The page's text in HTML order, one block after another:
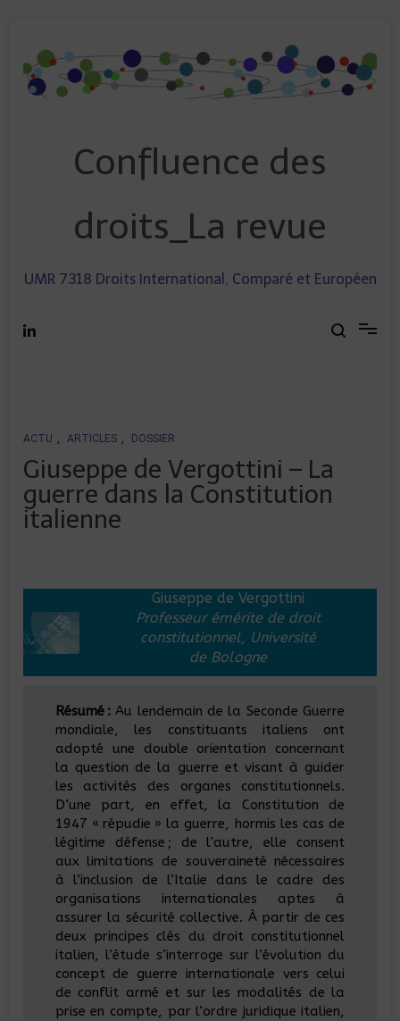
content
Confluence des
droits_La revue
UMR 7318 Droits International, Comparé et Européen
ACTU , ARTICLES , DOSSIER
Giuseppe de Vergottini – La
guerre dans la Constitution
italienne
Giuseppe de Vergottini
Professeur émérite de droit
constitutionnel, Université
de Bologne
Résumé :Au lendemain de la Seconde Guerre
mondiale, les constituants italiens ont
adopté une double orientation concernant
la question de la guerre et visant à guider
les activités des organes constitutionnels.
D’une part, en effet, la Constitution de
1947 « répudie » la guerre, hormis les cas de
légitime défense ; de l’autre, elle consent
aux limitations de souveraineté nécessaires
à l’inclusion de l’Italie dans le cadre des
organisations internationales aptes à
assurer la sécurité collective. À partir de ces
deux principes clés du droit constitutionnel
italien, l’étude s’interroge sur l’évolution du
concept de guerre internationale vers celui
de conflit armé et sur les modalités de la
prise en compte, par l’ordre juridique italien,